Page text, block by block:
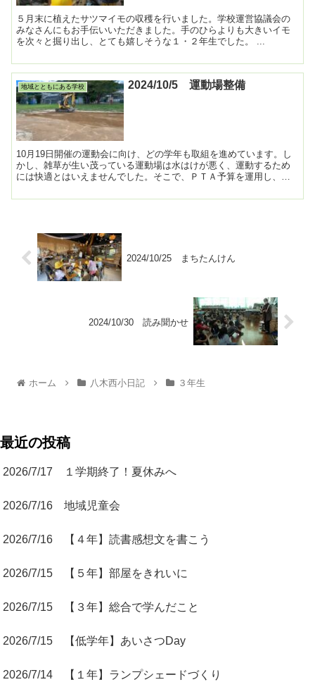
５月末に植えたサツマイモの収穫を行いました。学校運営協議会の
みなさんにもお手伝いいただきました。手のひらよりも大きいイモ
地域とともにある学校 2024/10/5 運動場整備
10月19日開催の運動会に向け、どの学年も取組を進めています。し
かし、雑草が生い茂っている運動場は水はけが悪く、運動するため
には快適とはいえませんでした。そこで、ＰＴＡ予算を運用し、学
2024/10/25 まちたんけん
2024/10/30 読み聞かせ
ホーム 八木西小日記 ３年生
最近の投稿
2026/7/17 １学期終了！夏休みへ
2026/7/16 地域児童会
2026/7/16 【４年】読書感想文を書こう
2026/7/15 【５年】部屋をきれいに
2026/7/15 【３年】総合で学んだこと
2026/7/15 【低学年】あいさつDay
2026/7/14 【１年】ランプシェードづくり